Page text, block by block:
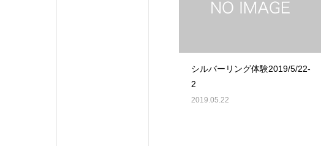
シルバーリング体験2019/5/22-
2
2019.05.22